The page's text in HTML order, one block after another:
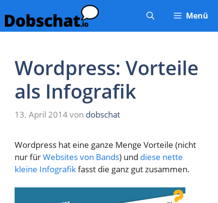
Inhalt
springen
Menü
Wordpress: Vorteile
als Infografik
13. April 2014von dobschat
Wordpress hat eine ganze Menge Vorteile (nicht
nur fürWebsites von Bands) und diese nette
kleine Infografikfasst die ganz gut zusammen.